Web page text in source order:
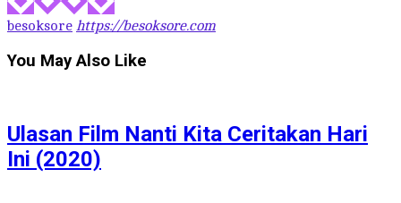
besoksore https://besoksore.com
You May Also Like
Ulasan Film Nanti Kita Ceritakan Hari
Ini (2020)